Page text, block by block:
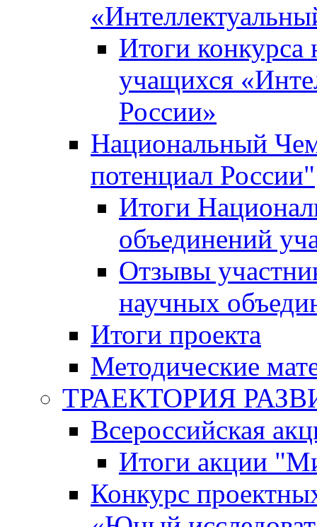
Итоги
учащихся
России»
Национальный
потенциал России"
Итоги
объединений
Отзывы
научных
Итоги проекта
Методические
ТРАЕКТОРИЯ
Всероссийская
Итоги акции
Конкурс